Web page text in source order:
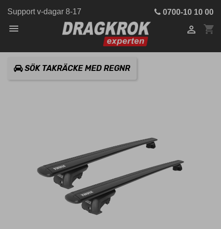
Support v-dagar 8-17 0700-10 10 00
 shopping_cart

SÖK TAKRÄCKE MED REGNR